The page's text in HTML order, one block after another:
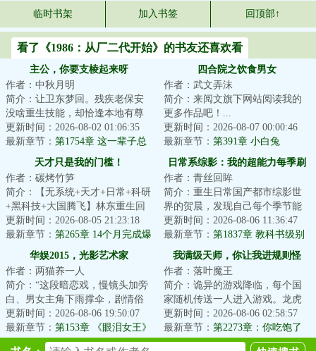
临时书架 加入书签 回顶部↑
看了《1986：从厂二代开始》的书友还喜欢看
主公，你要支棱起来呀
作者：中秋月明
简介：让卫东梦回。残疾老保安
没啥重生技能，却恰逢本地有尊
通天彻地的超级大神，当然要鞍
前马后，悉心跟...
更新时间：2026-08-02 01:06:35
最新章节： 第1754章 这一辈子总
要为什么拼命
四合院之饮食男女
作者：武文弄沫
简介：来阅文旗下网站阅读我的
更多作品吧！...
更新时间：2026-08-07 00:00:46
最新章节： 第391章 小白兔
天才只是我的门槛！
作者：碳烤竹笋
简介：【无系统+天才+日常+科研
+黑科技+大国腾飞】林东重生回
到幼儿时期。一个强大的灵魂，
住进一具幼小...
更新时间：2026-08-05 21:23:18
最新章节： 第265章 14个月完成爆
震发动机
日常系综影：我的超能力每季刷
新
作者：青丝回眸
简介：重生日常国产都市综影世
界的贺晨，发现自己每个季节能
刷新出一种超能力，从此过上了
不一样的日常人...
更新时间：2026-08-06 11:36:47
最新章节： 第1837章 教科书级别
的挖坑埋人！皮一下很开心的贺
晨！
华娱2015，光影艺术家
作者：两猫养一人
简介：“这段暗恋戏，慢镜头加旁
白、男女主角下雨撑伞，剧情俗
套，节奏也稀烂。虽然是流量偶
像片剧，手艺...
更新时间：2026-08-06 19:50:07
最新章节： 第153章 《眼泪女王》
爆火亚洲，船妹旧视频被扒！
我满级天师，你让我进规则怪
谈？
作者：落叶魔王
简介：诡异的游戏降临，每个国
家随机传送一人进入游戏。龙虎
山修炼了两年的张阳青莫名其妙
进入了规则怪谈...
更新时间：2026-08-06 02:58:57
最新章节： 第2273章：你吃饱了
没？我带你去和她单挑！（求订